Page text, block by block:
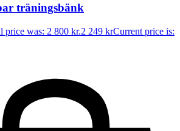
träningsbänk
price was: 2 800 kr.2 249 krCurrent price is: